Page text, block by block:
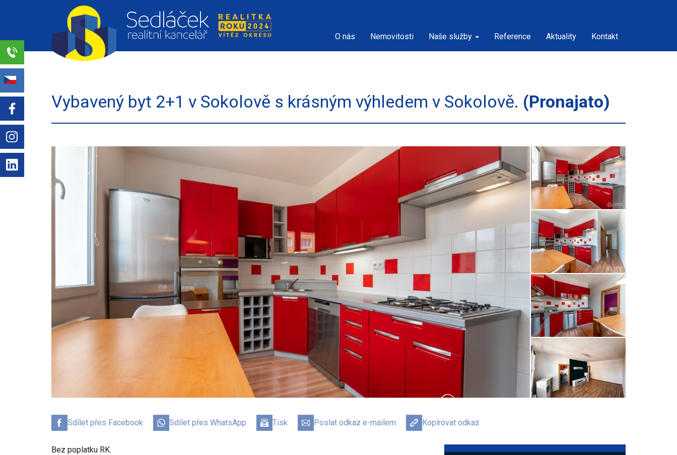
s.r.o.
O nás Nemovitosti Naše služby Reference Aktuality Kontakt
Vybavený byt 2+1 v Sokolově s krásným výhledem v Sokolově. (Pronajato)
Sdílet přes Facebook Sdílet přes WhatsApp Tisk Poslat odkaz e-mailem Kopírovat odkaz
Bez poplatku RK.